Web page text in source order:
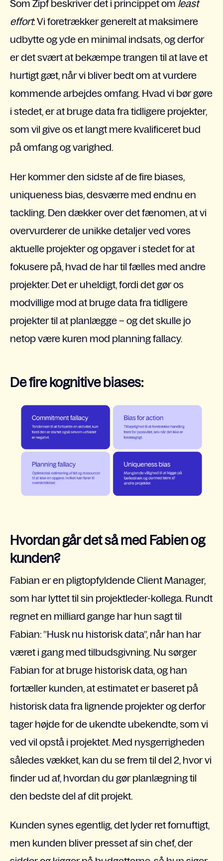
Som Zipf beskriver det i princippet om least
effort: Vi foretrækker generelt at maksimere
udbytte og yde en minimal indsats, og derfor
er det svært at bekæmpe trangen til at lave et
hurtigt gæt, når vi bliver bedt om at vurdere
kommende arbejdes omfang. Hvad vi bør gøre
i stedet, er at bruge data fra tidligere projekter,
som vil give os et langt mere kvalificeret bud
på omfang og varighed.
Her kommer den sidste af de fire biases,
uniqueness bias, desværre med endnu en
tackling. Den dækker over det fænomen, at vi
overvurderer de unikke detaljer ved vores
aktuelle projekter og opgaver i stedet for at
fokusere på, hvad de har til fælles med andre
projekter. Det er uheldigt, fordi det gør os
modvillige mod at bruge data fra tidligere
projekter til at planlægge – og det skulle jo
netop være kuren mod planning fallacy.
De fire kognitive biases:
Hvordan går det så med Fabien og
kunden?
Fabian er en pligtopfyldende Client Manager,
som har lyttet til sin projektleder-kollega. Rundt
regnet en milliard gange har hun sagt til
Fabian: ”Husk nu historisk data”, når han har
været i gang med tilbudsgivning. Nu sørger
Fabian for at bruge historisk data, og han
fortæller kunden, at estimatet er baseret på
historisk data fra lignende projekter og derfor
tager højde for de ukendte ubekendte, som vi
ved vil opstå i projektet. Med nysgerrigheden
således vækket, kan du se frem til del 2, hvor vi
finder ud af, hvordan du gør planlægning til
den bedste del af dit projekt.
Kunden synes egentlig, det lyder ret fornuftigt,
men kunden bliver presset af sin chef, der